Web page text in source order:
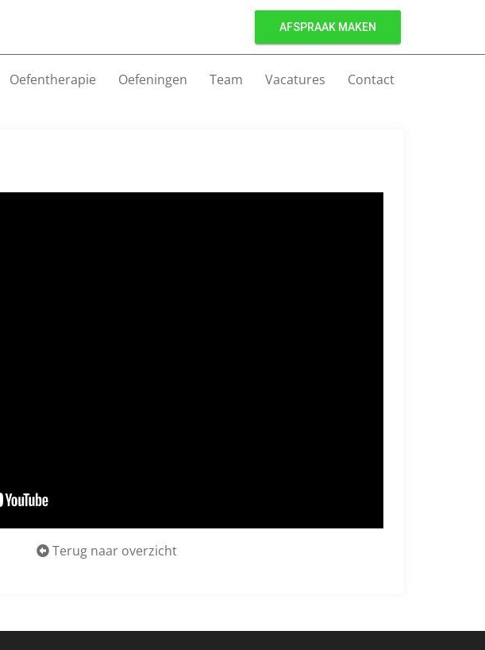
AFSPRAAK MAKEN
Oefentherapie Oefeningen Team Vacatures Contact
Terug naar overzicht